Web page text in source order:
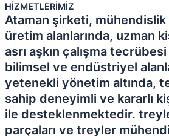
HİZMETLERİMİZ
Ataman şirketi,
üretim alanlarında, uzman
asrı aşkın çalışma
bilimsel ve endüstriyel
yetenekli yönetim altında,
sahip deneyimli ve kararlı
ile desteklenmektedir.
parçaları ve treyler